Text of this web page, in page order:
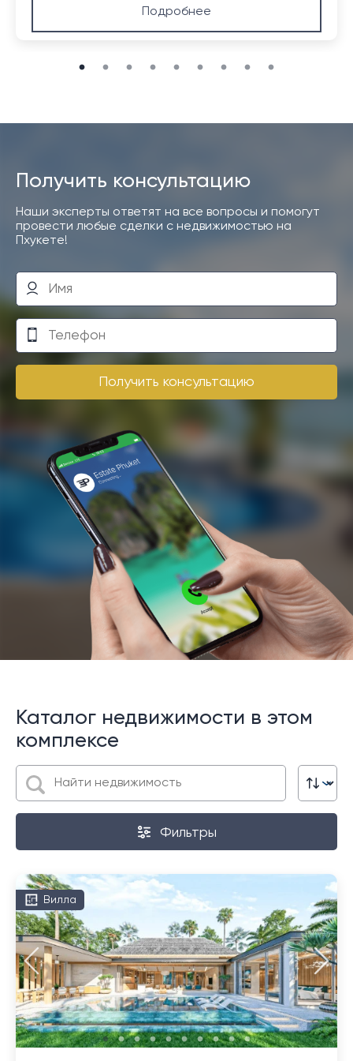
Подробнее
Получить консультацию
Наши эксперты ответят на все вопросы и помогут
провести любые сделки с недвижимостью на
Пхукете!
Получить консультацию
Каталог недвижимости в этом
комплексе
Фильтры
Вилла